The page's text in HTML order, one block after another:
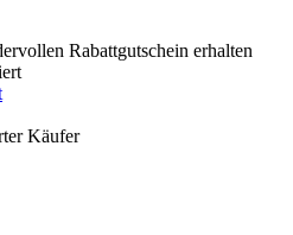
Rabattgutschein erhalten
Käufer